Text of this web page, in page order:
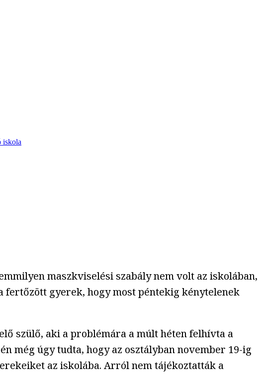
iskola
maszkviselési szabály nem volt az iskolában,
fertőzött gyerek, hogy most péntekig kénytelenek
szülő, aki a problémára a múlt héten felhívta a
még úgy tudta, hogy az osztályban november 19-ig
az iskolába. Arról nem tájékoztatták a